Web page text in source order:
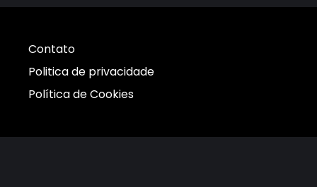
Contato
Politica de privacidade
Política de Cookies